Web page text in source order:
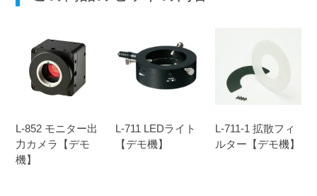
L-852 モニター出
力カメラ【デモ
機】
L-711 LEDライト
【デモ機】
L-711-1 拡散フィ
ルター【デモ機】